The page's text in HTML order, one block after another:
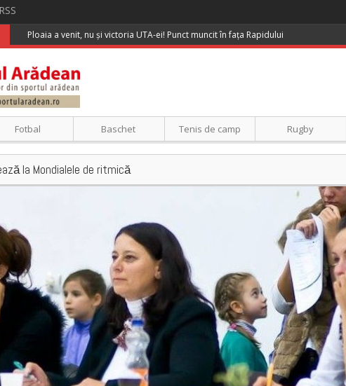
RSS
Ploaia a venit, nu și victoria UTA-ei! Punct muncit în fața Rapidului
Fotbal Baschet Tenis de camp Rugby
la Mondialele de ritmică